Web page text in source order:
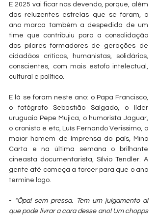
E 2025 vai ficar nos devendo, porque, além
das reluzentes estrelas que se foram, o
ano marca também a despedida de um
time que contribuiu para a consolidação
dos pilares formadores de gerações de
cidadãos críticos, humanistas, solidários,
conscientes, com mais estofo intelectual,
cultural e político.
E lá se foram neste ano: o Papa Francisco,
o fotógrafo Sebastião Salgado, o líder
uruguaio Pepe Mujica, o humorista Jaguar,
o cronista e etc, Luís Fernando Verissimo, o
maior homem de Imprensa do país, Mino
Carta e na última semana o brilhante
cineasta documentarista, Sílvio Tendler. A
gente até começa a torcer para que o ano
termine logo.
-
“Ôpa! sem pressa. Tem um julgamento aí
que pode livrar a cara desse ano! Um chopps